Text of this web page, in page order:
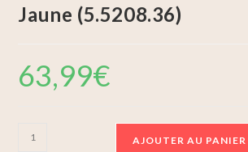
Jaune (5.5208.36)
63,99€
AJOUTER AU PANIER